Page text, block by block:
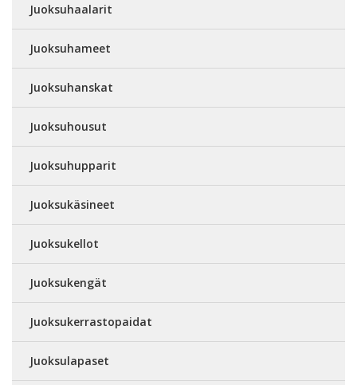
Juoksuhaalarit
Juoksuhameet
Juoksuhanskat
Juoksuhousut
Juoksuhupparit
Juoksukäsineet
Juoksukellot
Juoksukengät
Juoksukerrastopaidat
Juoksulapaset